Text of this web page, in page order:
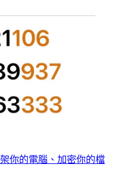
你的電腦、加密你的檔